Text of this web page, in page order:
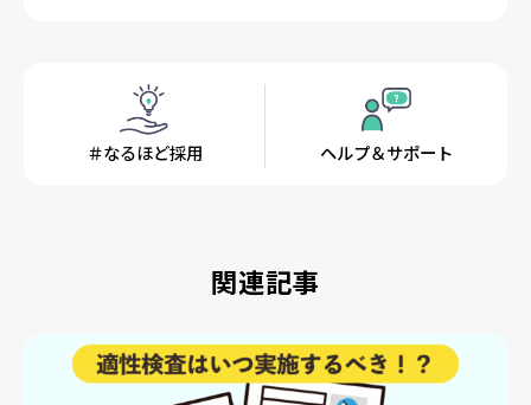
＃なるほど採用 ヘルプ＆サポート
関連記事